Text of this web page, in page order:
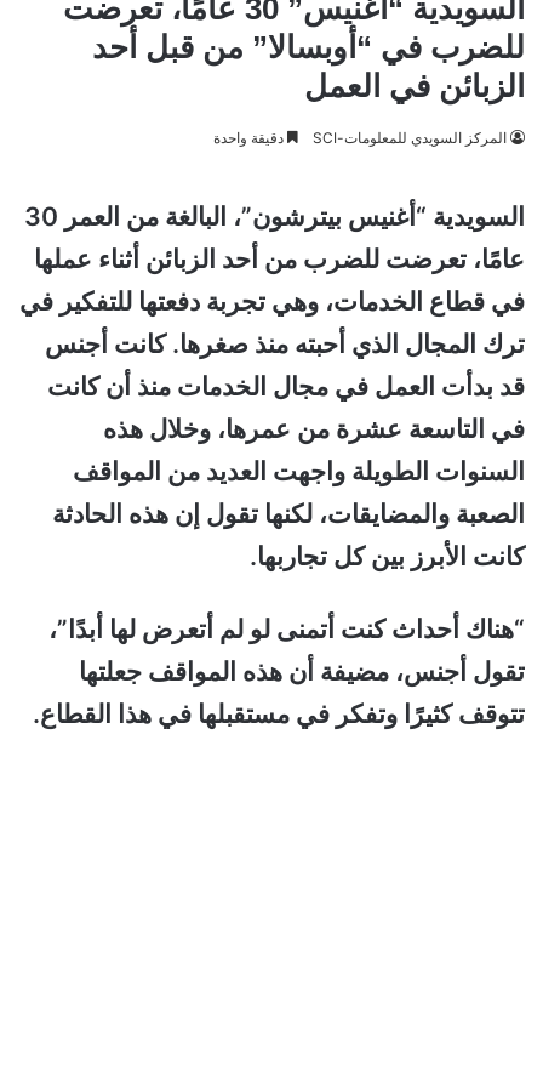
السويدية “أغنيس” 30 عامًا، تعرضت
للضرب في “أوبسالا” من قبل أحد
الزبائن في العمل
المركز السويدي للمعلومات-SCI دقيقة واحدة
السويدية “أغنيس بيترشون”، البالغة من العمر 30
عامًا، تعرضت للضرب من أحد الزبائن أثناء عملها
في قطاع الخدمات، وهي تجربة دفعتها للتفكير في
ترك المجال الذي أحبته منذ صغرها. كانت أجنس
قد بدأت العمل في مجال الخدمات منذ أن كانت
في التاسعة عشرة من عمرها، وخلال هذه
السنوات الطويلة واجهت العديد من المواقف
الصعبة والمضايقات، لكنها تقول إن هذه الحادثة
كانت الأبرز بين كل تجاربها.
“هناك أحداث كنت أتمنى لو لم أتعرض لها أبدًا”،
تقول أجنس، مضيفة أن هذه المواقف جعلتها
تتوقف كثيرًا وتفكر في مستقبلها في هذا القطاع.